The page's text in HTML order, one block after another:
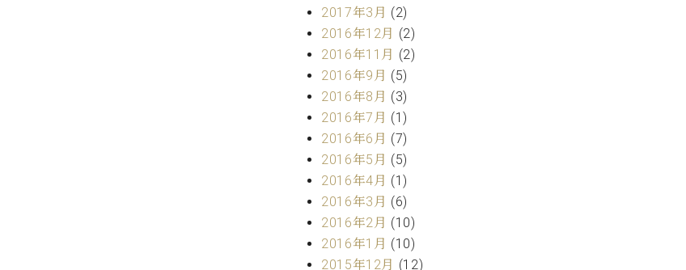
2017年3月 (2)
2016年12月 (2)
2016年11月 (2)
2016年9月 (5)
2016年8月 (3)
2016年7月 (1)
2016年6月 (7)
2016年5月 (5)
2016年4月 (1)
2016年3月 (6)
2016年2月 (10)
2016年1月 (10)
2015年12月 (12)